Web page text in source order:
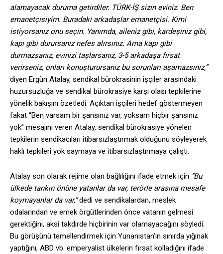
alamayacak duruma getirdiler. TÜRK-İŞ sizin eviniz. Ben
emanetçisiyim. Buradaki arkadaşlar emanetçisi. Kimi
istiyorsanız onu seçin. Yanımda, aileniz gibi, kardeşiniz gibi,
kapı gibi durursanız nefes alırsınız. Ama kapı gibi
durmazsanız, evinizi taşlarsanız, 3-5 arkadaşa fırsat
verirseniz, onları konuşturursanız bu sorunları aşamazsınız,”
diyen Ergün Atalay, sendikal bürokrasinin işçiler arasındaki
huzursuzluğa ve sendikal bürokrasiye karşı olası tepkilerine
yönelik bakışını özetledi. Açıktan işçileri hedef göstermeyen
fakat “Ben varsam bir şansınız var, yoksam hiçbir şansınız
yok” mesajını veren Atalay, sendikal bürokrasiye yönelen
tepkilerin sendikacıları itibarsızlaştırmak olduğunu söyleyerek
haklı tepkileri yok saymaya ve itibarsızlaştırmaya çalıştı.
Atalay son olarak rejime olan bağlılığını ifade etmek için “Bu
ülkede tankın önüne yatanlar da var, terörle arasına mesafe
koymayanlar da var,”dedi ve sendikalardan, meslek
odalarından ve emek örgütlerinden önce vatanın gelmesi
gerektiğini, aksi takdirde hiçbirinin var olamayacağını söyledi.
Bu görüşünü temellendirmek için Yunanistan’ın sınırda yığınak
yaptığını, ABD vb. emperyalist ülkelerin fırsat kolladığını ifade